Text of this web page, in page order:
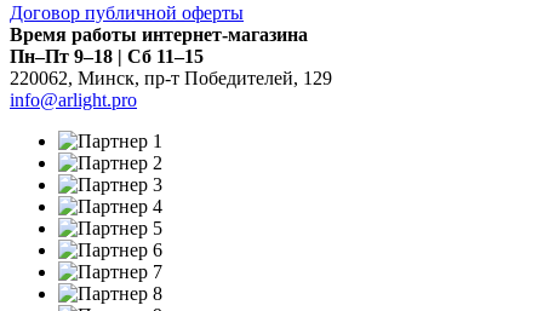
Договор публичной оферты
Время работы интернет-магазина
Пн–Пт 9–18 | Сб 11–15
220062, Минск, пр-т Победителей, 129
info@arlight.pro